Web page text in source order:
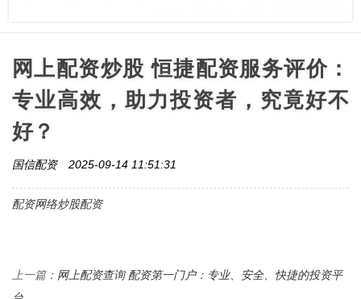
网上配资炒股 恒捷配资服务评价：
专业高效，助力投资者，究竟好不
好？
国信配资 2025-09-14 11:51:31
配资网络炒股配资
上一篇： 网上配资查询 配资第一门户：专业、安全、快捷的投资平